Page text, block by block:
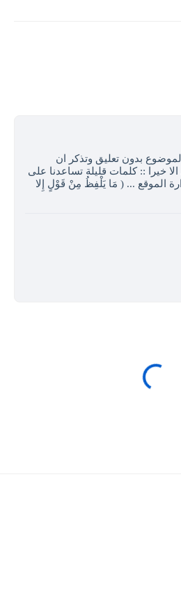
بدون تعليق وتذكر ان
خيرا :: كلمات قليلة تساعدنا على
الموقع ... ( مَا يَلْفِظُ مِنْ قَوْلٍ إِلا